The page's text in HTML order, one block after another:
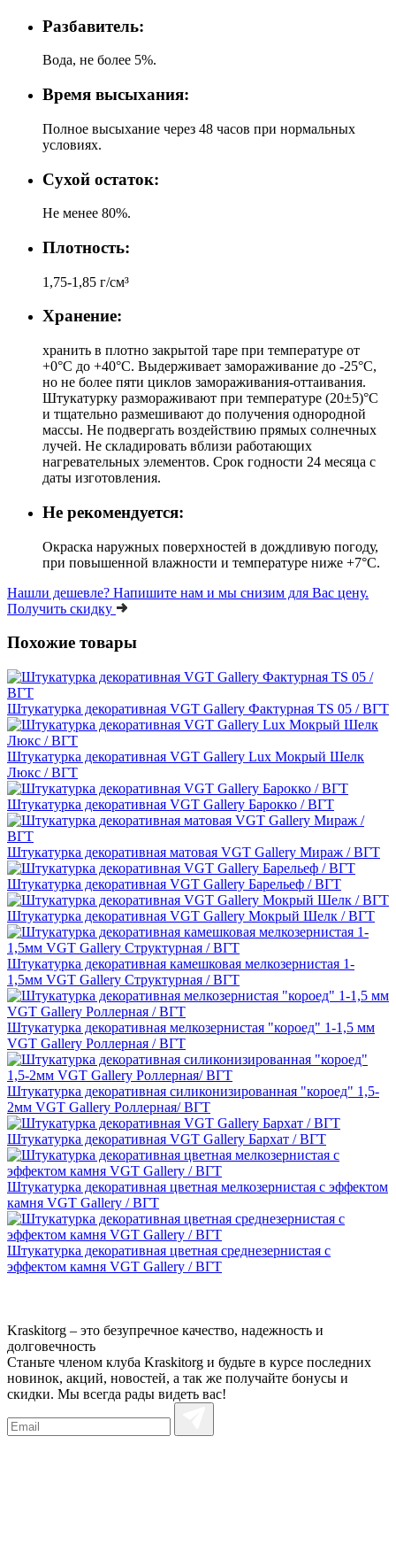
Разбавитель:
Вода, не более 5%.
Время высыхания:
Полное высыхание через 48 часов при нормальных
условиях.
Сухой остаток:
Не менее 80%.
Плотность:
1,75-1,85 г/см³
Хранение:
хранить в плотно закрытой таре при температуре от
+0°С до +40°С. Выдерживает замораживание до -25°С,
но не более пяти циклов замораживания-оттаивания.
Штукатурку размораживают при температуре (20±5)°С
и тщательно размешивают до получения однородной
массы. Не подвергать воздействию прямых солнечных
лучей. Не складировать вблизи работающих
нагревательных элементов. Срок годности 24 месяца с
даты изготовления.
Не рекомендуется:
Окраска наружных поверхностей в дождливую погоду,
при повышенной влажности и температуре ниже +7°С.
Нашли дешевле? Напишите нам и мы снизим для Вас цену.
Получить скидку
Похожие товары
Штукатурка декоративная VGT Gallery Фактурная TS 05 / ВГТ
Штукатурка декоративная VGT Gallery Lux Мокрый Шелк
Люкс / ВГТ
Штукатурка декоративная VGT Gallery Барокко / ВГТ
Штукатурка декоративная матовая VGT Gallery Мираж / ВГТ
Штукатурка декоративная VGT Gallery Барельеф / ВГТ
Штукатурка декоративная VGT Gallery Мокрый Шелк / ВГТ
Штукатурка декоративная камешковая мелкозернистая 1-
1,5мм VGT Gallery Структурная / ВГТ
Штукатурка декоративная мелкозернистая "короед" 1-1,5 мм
VGT Gallery Роллерная / ВГТ
Штукатурка декоративная силиконизированная "короед" 1,5-
2мм VGT Gallery Роллерная/ ВГТ
Штукатурка декоративная VGT Gallery Бархат / ВГТ
Штукатурка декоративная цветная мелкозернистая с эффектом
камня VGT Gallery / ВГТ
Штукатурка декоративная цветная среднезернистая с
эффектом камня VGT Gallery / ВГТ
Kraskitorg – это безупречное качество, надежность и
долговечность
Станьте членом клуба Kraskitorg и будьте в курсе последних
новинок, акций, новостей, а так же получайте бонусы и
скидки. Мы всегда рады видеть вас!